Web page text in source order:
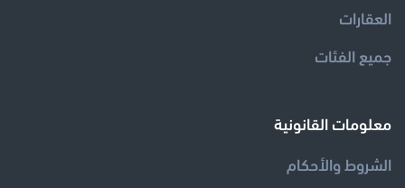
العقارات
جميع الفئات
معلومات القانونية
الشروط والأحكام